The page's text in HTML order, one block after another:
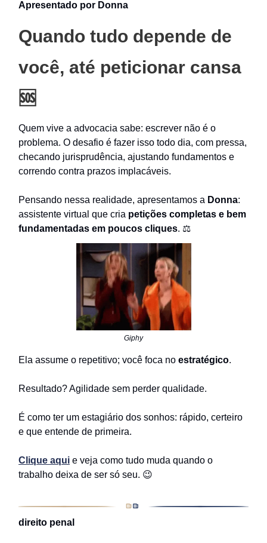
Apresentado por Donna
Quando tudo depende de
você, até peticionar cansa
🆘
Quem vive a advocacia sabe: escrever não é o
problema. O desafio é fazer isso todo dia, com pressa,
checando jurisprudência, ajustando fundamentos e
correndo contra prazos implacáveis.
Pensando nessa realidade, apresentamos a Donna:
assistente virtual que cria petições completas e bem
fundamentadas em poucos cliques. ⚖
Giphy
Ela assume o repetitivo; você foca no estratégico.
Resultado? Agilidade sem perder qualidade.
É como ter um estagiário dos sonhos: rápido, certeiro
e que entende de primeira.
Clique aqui e veja como tudo muda quando o
trabalho deixa de ser só seu. 😉
direito penal